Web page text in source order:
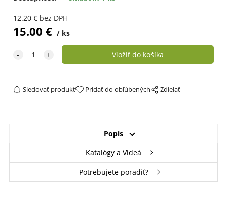
12.20€ bez DPH
15.00 € ks
Sledovať produkt Pridať do obľúbených Zdielať
Popis
Katalógy a Videá
Potrebujete poradiť?